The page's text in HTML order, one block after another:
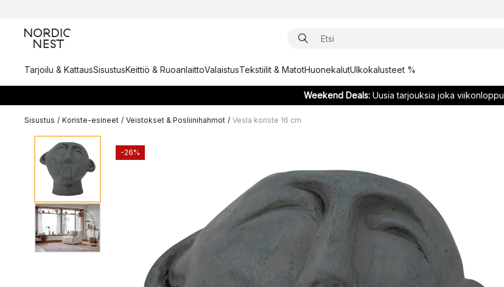
Tarjoilu & KattausSisustusKeittiö & RuoanlaittoValaistusTekstiilit & MatotHuonekalutUlkokalusteet %
Weekend Deals:Uusia tarjouksia joka viikonloppu
Sisustus / Koriste-esineet / Veistokset & Posliinihahmot / Vesla koriste 16 cm
-26%